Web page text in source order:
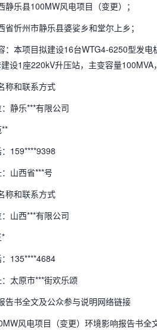
静乐县100MW风电项目（变更）；
省忻州市静乐县婆娑乡和堂尔上乡；
：本项目拟建设16台WTG4-6250型发
设1座220kV升压站，主变容量
称和联系方式
：静乐***有限公司
：159****9398
：山西省***号
称和联系方式
：山西***有限公司
：135****4684
：太原市***街欢乐颂
告书全文及公众参与说明网络链接
风电项目（变更）环境影响报告书全